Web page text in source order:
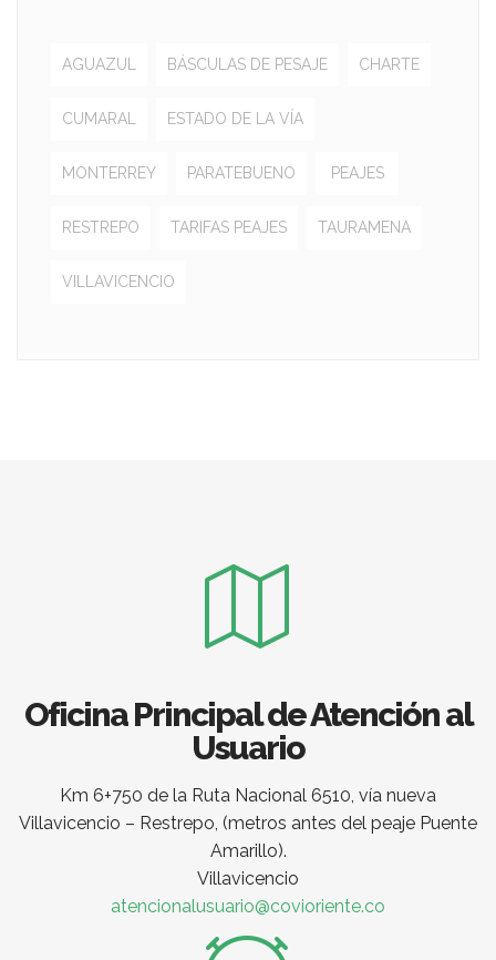
AGUAZUL BÁSCULAS DE PESAJE CHARTE
CUMARAL ESTADO DE LA VÍA
MONTERREY PARATEBUENO PEAJES
RESTREPO TARIFAS PEAJES TAURAMENA
VILLAVICENCIO
Oficina Principal de Atención al
Usuario
Km 6+750 de la Ruta Nacional 6510, vía nueva
Villavicencio – Restrepo, (metros antes del peaje Puente
Amarillo).
Villavicencio
atencionalusuario@covioriente.co